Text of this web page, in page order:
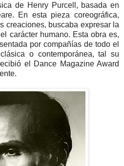
de Henry Purcell, basada en
En esta pieza coreográfica,
creaciones, buscaba expresar la
carácter humano. Esta obra es,
por compañías de todo el
o contemporánea, tal su
el Dance Magazine Award